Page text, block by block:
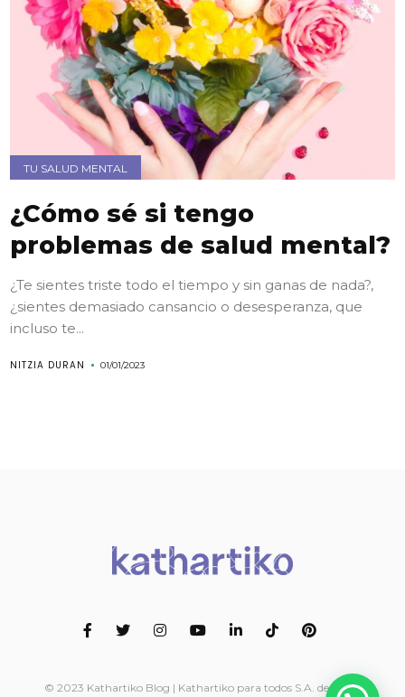
TU SALUD MENTAL
¿Cómo sé si tengo
problemas de salud mental?
¿Te sientes triste todo el tiempo y sin ganas de nada?,
¿sientes demasiado cansancio o desesperanza, que
incluso te...
NITZIA DURAN 01/01/2023
© 2023 Kathartiko Blog | Kathartiko para todos S.A. de C.V. -